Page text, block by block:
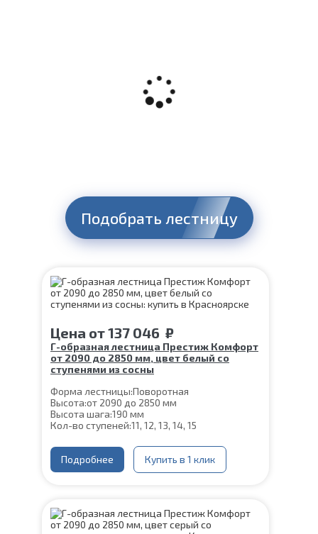
Подобрать лестницу
Цена от137 046 ₽
Г-образная лестница Престиж Комфорт
от 2090 до 2850 мм, цвет белый со
ступенями из сосны
Форма лестницы:Поворотная
Высота:от 2090 до 2850 мм
Высота шага:190 мм
Кол-во ступеней:11, 12, 13, 14, 15
Глубина ступени:
300 мм
Ширина марша:
900 мм
Материал каркаса:Сталь
Угол наклона: 39°
Срок гарантии (на металлокаркас):
Подробнее Купить в 1 клик